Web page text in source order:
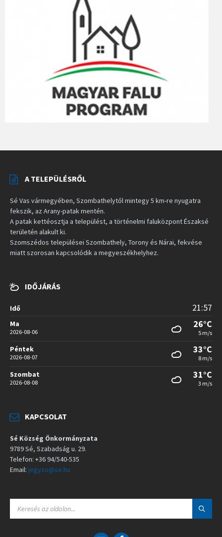
A TELEPÜLÉSRŐL
Sé Vas vármegyében, Szombathelytől mintegy 5 km-re nyugatra
fekszik, az Arany-patak mentén.
A patak kettéosztja a települést, a történelmi faluközpont Északsé
területén alakult ki.
Szomszédos települései Szombathely, Torony és Nárai, fekvése
miatt szorosan kapcsolódik a megyeszékhelyhez.
IDŐJÁRÁS
Idő 21:57
Ma
2026-08-06
26°C
5 m/s
Péntek
2026-08-07
33°C
8 m/s
Szombat
2026-08-08
31°C
3 m/s
KAPCSOLAT
Sé Község Önkormányzata
9789 Sé, Szabadság u. 29.
Telefon: +36 94/540-535
Email: jegyzo@se.hu
A